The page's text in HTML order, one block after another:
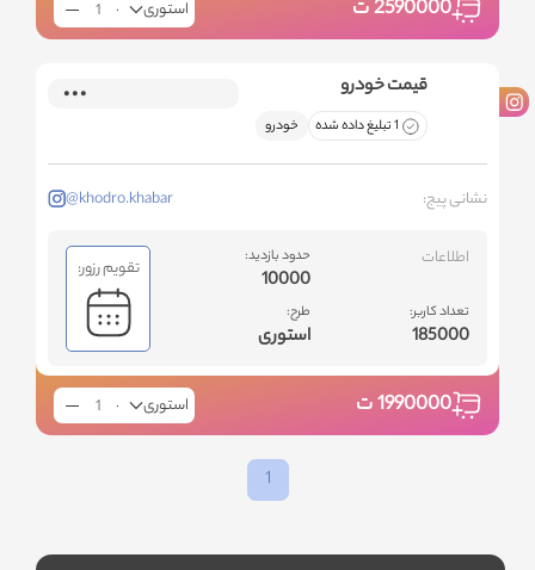
2590000ت استوری
قيمت خودرو
1 تبلیغ داده شده خودرو
نشانی پیج: @khodro.khabar
اطلاعات
تعداد کاربر:
185000
حدود بازدید:
10000
طرح:
استوری
تقویم رزور:
1990000ت استوری
1